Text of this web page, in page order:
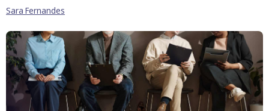
Sara Fernandes